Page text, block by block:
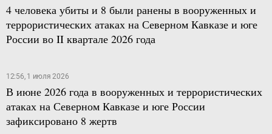
4 человека убиты и 8 были ранены в вооруженных и
террористических атаках на Северном Кавказе и юге
России во II квартале 2026 года
12:56, 1 июля 2026
В июне 2026 года в вооруженных и террористических
атаках на Северном Кавказе и юге России
зафиксировано 8 жертв